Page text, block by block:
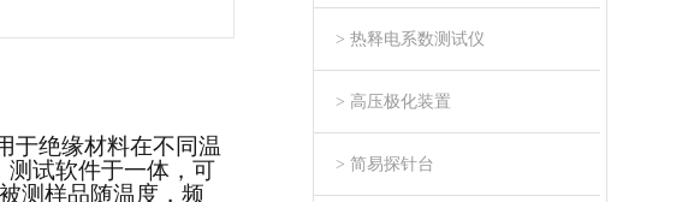
于绝缘材料在不同温
测试软件于一体，可
测样品随温度，频
> 热释电系数测试仪
> 高压极化装置
> 简易探针台